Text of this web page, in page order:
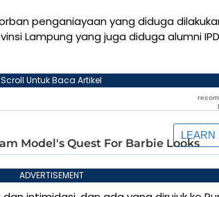
penganiayaan yang diduga
Lampung yang juga diduga alumni
Scroll Untuk Baca Artikel
ADVERTISEMENT